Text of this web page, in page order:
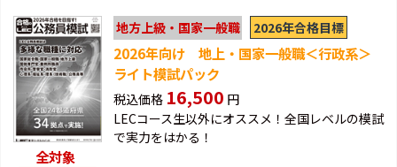
全対象
地方上級・国家一般職 2026年合格目標
2026年向け 地上・国家一般職＜行政系＞
ライト模試パック
税込価格 16,500 円
LECコース生以外にオススメ！全国レベルの模試
で実力をはかる！